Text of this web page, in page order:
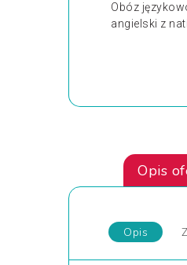
Obóz
angielski z
Opis
Opis